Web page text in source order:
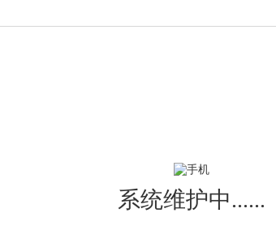
系统维护中......